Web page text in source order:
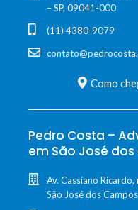
– SP, 09041-000
(11) 4380-9079
Como
Pedro Costa –
em São José
Av. Cassiano
São José dos